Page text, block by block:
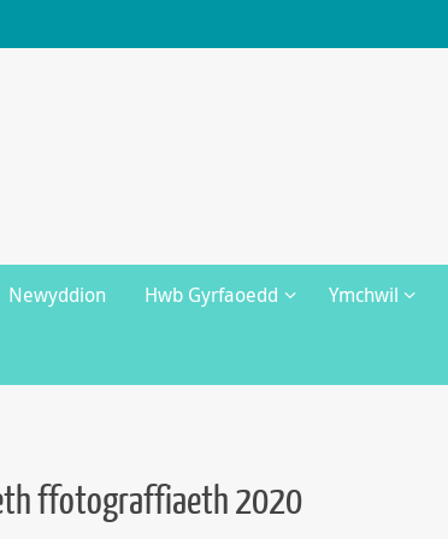
Newyddion Hwb Gyrfaoedd Ymchwil
ffotograffiaeth 2020